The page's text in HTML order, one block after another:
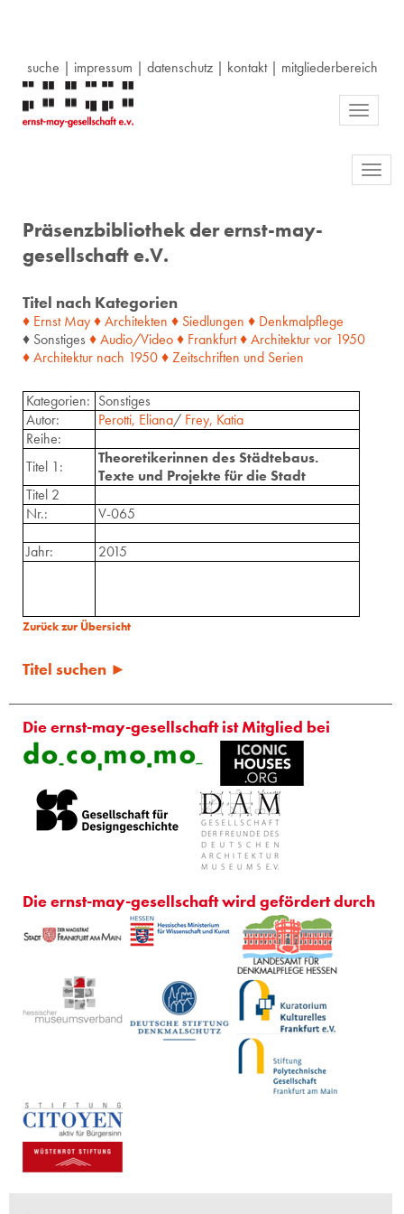
suche | impressum | datenschutz| kontakt| mitgliederbereich
Toggle
Präsenzbibliothek der ernst-may-
gesellschaft e.V.
Titel nach Kategorien
♦ Ernst May♦ Architekten ♦ Siedlungen ♦ Denkmalpflege
♦ Sonstiges ♦ Audio/Video♦ Frankfurt♦ Architekturvor 1950
♦ Architektur nach 1950♦ Zeitschriften und Serien
Kategorien: Sonstiges
Autor:
Perotti, Eliana/ Frey, Katia
Reihe:
Titel 1:
Theoretikerinnen des Städtebaus.
Texte und Projekte für die Stadt
Titel 2
Nr.:
V-065
Jahr:
2015
Zurück zur Übersicht
Titel suchen ►
Die ernst-may-gesellschaft ist Mitglied bei
Die ernst-may-gesellschaft wird gefördert durch